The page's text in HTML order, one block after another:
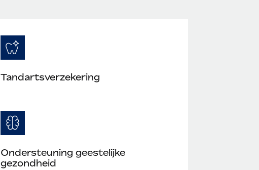
Tandartsverzekering
Ondersteuning geestelijke
gezondheid